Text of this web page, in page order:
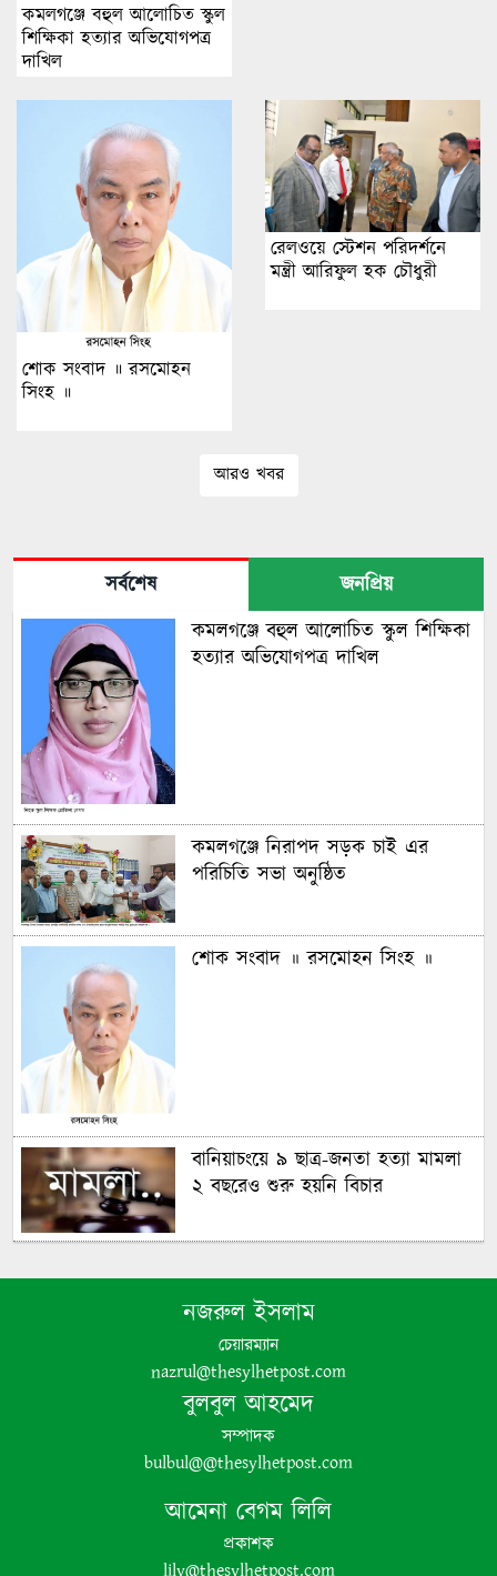
কমলগঞ্জে বহুল আলোচিত স্কুল
শিক্ষিকা হত্যার অভিযোগপত্র
দাখিল
শোক সংবাদ ॥ রসমোহন
সিংহ ॥
রেলওয়ে স্টেশন পরিদর্শনে
মন্ত্রী আরিফুল হক চৌধুরী
আরও খবর
সর্বশেষ
জনপ্রিয়
কমলগঞ্জে বহুল আলোচিত স্কুল শিক্ষিকা
হত্যার অভিযোগপত্র দাখিল
কমলগঞ্জে নিরাপদ সড়ক চাই এর
পরিচিতি সভা অনুষ্ঠিত
শোক সংবাদ ॥ রসমোহন সিংহ ॥
বানিয়াচংয়ে ৯ ছাত্র-জনতা হত্যা মামলা
২ বছরেও শুরু হয়নি বিচার
অঙ্গীকার বিএনপির- জিকে গউছ
পঞ্চগড়ে ইয়াবা সহ গ্রেপ্তার যুবদল নেতা
নজরুল ইসলাম
চেয়ারম্যান
nazrul@thesylhetpost.com
বুলবুল আহমেদ
সম্পাদক
bulbul@@thesylhetpost.com
আমেনা বেগম লিলি
প্রকাশক
lily@thesylhetpost.com